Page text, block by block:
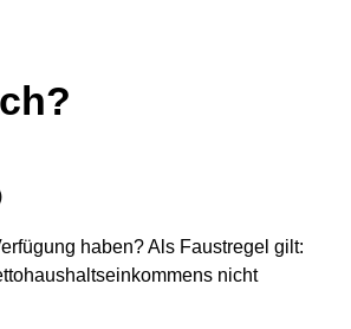
haben? Als Faustregel gilt:
nicht